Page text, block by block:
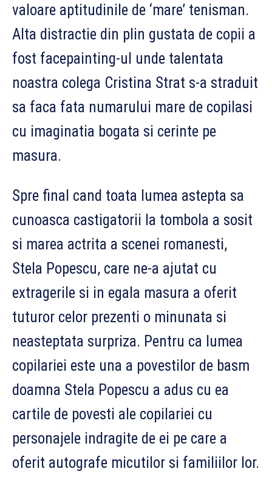
valoare aptitudinile de ‘mare’ tenisman.
Alta distractie din plin gustata de copii a
fost facepainting-ul unde talentata
noastra colega Cristina Strat s-a straduit
sa faca fata numarului mare de copilasi
cu imaginatia bogata si cerinte pe
masura.
Spre final cand toata lumea astepta sa
cunoasca castigatorii la tombola a sosit
si marea actrita a scenei romanesti,
Stela Popescu, care ne-a ajutat cu
extragerile si in egala masura a oferit
tuturor celor prezenti o minunata si
neasteptata surpriza. Pentru ca lumea
copilariei este una a povestilor de basm
doamna Stela Popescu a adus cu ea
cartile de povesti ale copilariei cu
personajele indragite de ei pe care a
oferit autografe micutilor si familiilor lor.